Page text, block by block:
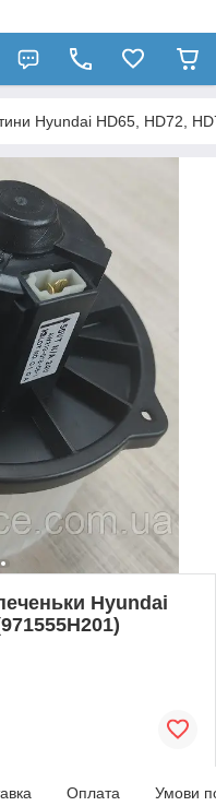
Hyundai HD65, HD72,
Hyundai
Оплата Умови